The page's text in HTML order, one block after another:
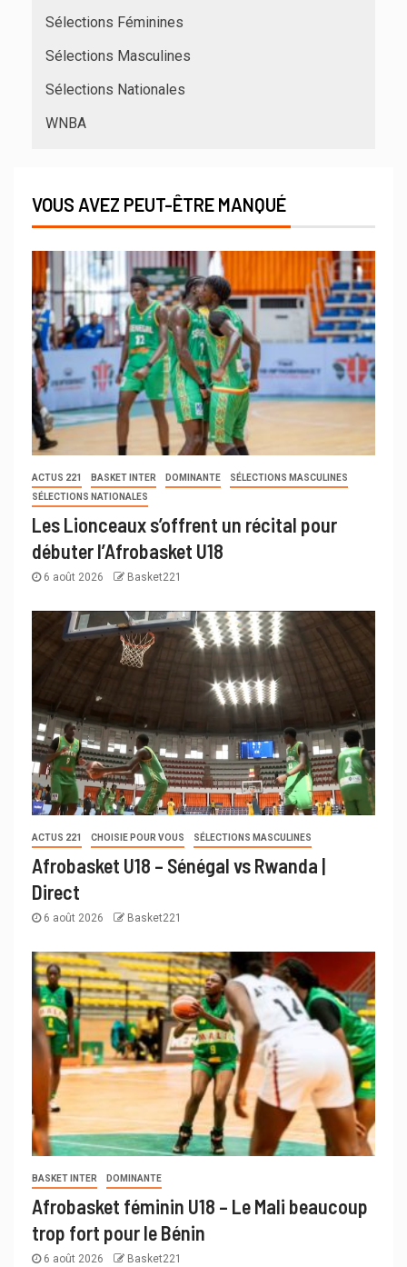
Sélections Féminines
Sélections Masculines
Sélections Nationales
WNBA
VOUS AVEZ PEUT-ÊTRE MANQUÉ
ACTUS 221 BASKET INTER DOMINANTE
SÉLECTIONS MASCULINES
SÉLECTIONS NATIONALES
Les Lionceaux s’offrent un récital pour
débuter l’Afrobasket U18
6 août 2026 Basket221
ACTUS 221 CHOISIE POUR VOUS SÉLECTIONS MASCULINES
Afrobasket U18 – Sénégal vs Rwanda |
Direct
6 août 2026 Basket221
BASKET INTER DOMINANTE
Afrobasket féminin U18 – Le Mali beaucoup
trop fort pour le Bénin
6 août 2026 Basket221